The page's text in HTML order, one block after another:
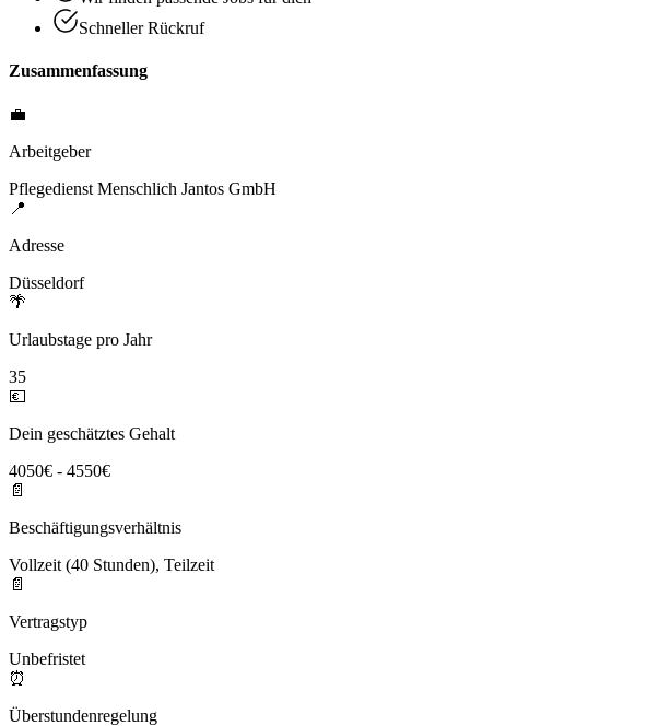
Schneller Rückruf
Zusammenfassung
💼
Arbeitgeber
Pflegedienst Menschlich Jantos GmbH
📍
Adresse
Düsseldorf
🌴
Urlaubstage pro Jahr
35
💶
Dein geschätztes Gehalt
4050€ - 4550€
📄
Beschäftigungsverhältnis
Vollzeit (40 Stunden), Teilzeit
📄
Vertragstyp
Unbefristet
⏰
Überstundenregelung